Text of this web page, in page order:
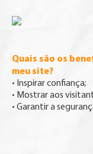
Quais são os
meu site?
• Inspirar confiança;
• Mostrar aos
• Garantir a